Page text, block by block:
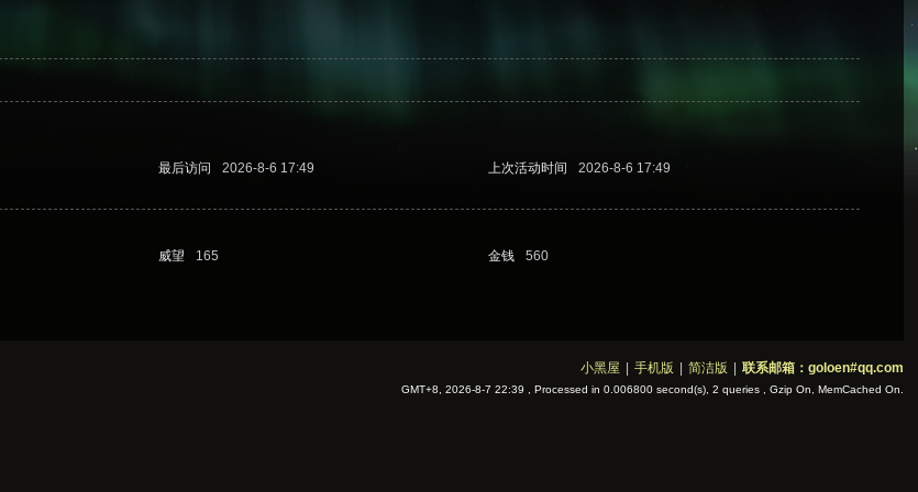
最后访问 2026-8-6 17:49 上次活动时间
2026-8-6 17:49
威望 165 金钱
560
小黑屋 手机版 简洁版 联系邮箱：goloen#qq.com
GMT+8, 2026-8-7 22:39 , Processed in 0.006800 second(s), 2 queries , Gzip On, MemCached On.